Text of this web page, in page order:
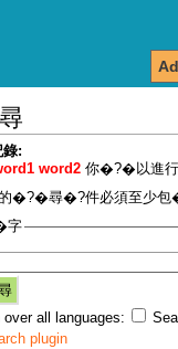
:
word2 你�?�以進
�?�尋�?件必須至少
字
over all languages:
plugin